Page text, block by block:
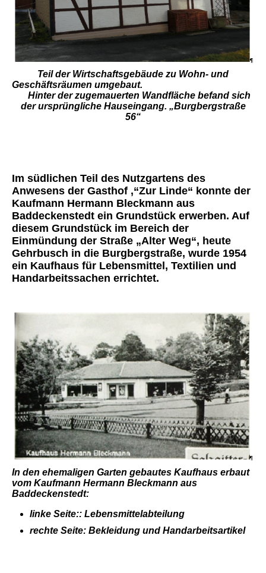
Teil der Wirtschaftsgebäude zu Wohn- und
Geschäftsräumen umgebaut.
Hinter der zugemauerten Wandfläche befand sich
der ursprüngliche Hauseingang. „Burgbergstraße
56“
Im südlichen Teil des Nutzgartens des
Anwesens der Gasthof ‚“Zur Linde“ konnte der
Kaufmann Hermann Bleckmann aus
Baddeckenstedt ein Grundstück erwerben. Auf
diesem Grundstück im Bereich der
Einmündung der Straße „Alter Weg“, heute
Gehrbusch in die Burgbergstraße, wurde 1954
ein Kaufhaus für Lebensmittel, Textilien und
Handarbeitssachen errichtet.
In den ehemaligen Garten gebautes Kaufhaus erbaut
vom Kaufmann Hermann Bleckmann aus
Baddeckenstedt:
linke Seite:: Lebensmittelabteilung
rechte Seite: Bekleidung und Handarbeitsartikel